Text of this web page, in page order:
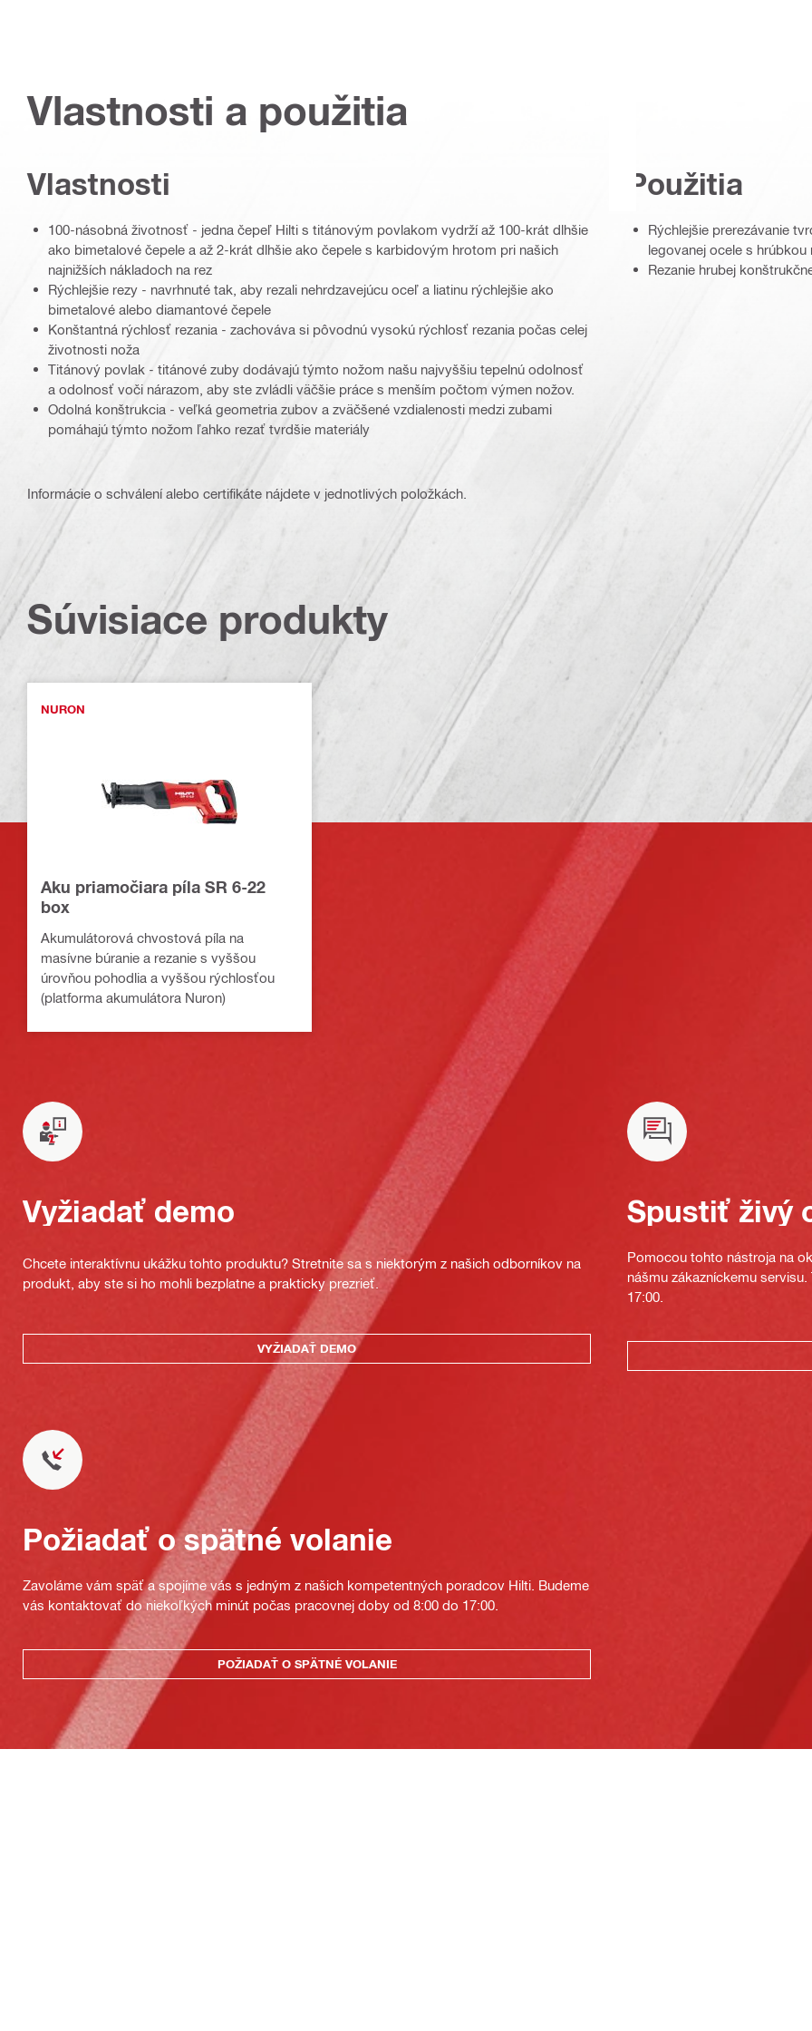
Vlastnosti a použitia
Vlastnosti
100-násobná životnosť - jedna čepeľ Hilti s titánovým povlakom vydrží až 100-krát dlhšie
ako bimetalové čepele a až 2-krát dlhšie ako čepele s karbidovým hrotom pri našich
najnižších nákladoch na rez
Rýchlejšie rezy - navrhnuté tak, aby rezali nehrdzavejúcu oceľ a liatinu rýchlejšie ako
bimetalové alebo diamantové čepele
Konštantná rýchlosť rezania - zachováva si pôvodnú vysokú rýchlosť rezania počas celej
životnosti noža
Titánový povlak - titánové zuby dodávajú týmto nožom našu najvyššiu tepelnú odolnosť
a odolnosť voči nárazom, aby ste zvládli väčšie práce s menším počtom výmen nožov.
Odolná konštrukcia - veľká geometria zubov a zväčšené vzdialenosti medzi zubami
pomáhajú týmto nožom ľahko rezať tvrdšie materiály
Použitia
Rýchlejšie prerezávanie
legovanej ocele s hrúbkou
Rezanie hrubej
Informácie o schválení alebo certifikáte nájdete v jednotlivých položkách.
Súvisiace produkty
NURON
Aku priamočiara píla SR 6-22
box
Akumulátorová chvostová píla na
masívne búranie a rezanie s vyššou
úrovňou pohodlia a vyššou rýchlosťou
(platforma akumulátora Nuron)
Vyžiadať demo
Chcete interaktívnu ukážku tohto produktu? Stretnite sa s niektorým z našich odborníkov na
produkt, aby ste si ho mohli bezplatne a prakticky prezrieť.
VYŽIADAŤ DEMO
Spustiť živý
Pomocou tohto nástroja na
nášmu zákazníckemu
17:00.
Požiadať o spätné volanie
Zavoláme vám späť a spojíme vás s jedným z našich kompetentných poradcov Hilti. Budeme
vás kontaktovať do niekoľkých minút počas pracovnej doby od 8:00 do 17:00.
POŽIADAŤ O SPÄTNÉ VOLANIE